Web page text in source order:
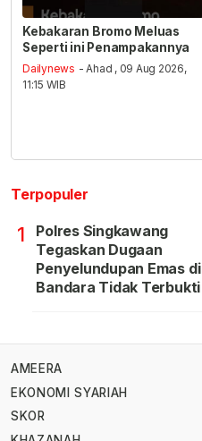
Kebakaran Bromo Meluas
Seperti ini Penampakannya
Dailynews - Ahad , 09 Aug 2026,
11:15 WIB
Terpopuler
1
Polres Singkawang
Tegaskan Dugaan
Penyelundupan Emas di
Bandara Tidak Terbukti
AMEERA
EKONOMI SYARIAH
SKOR